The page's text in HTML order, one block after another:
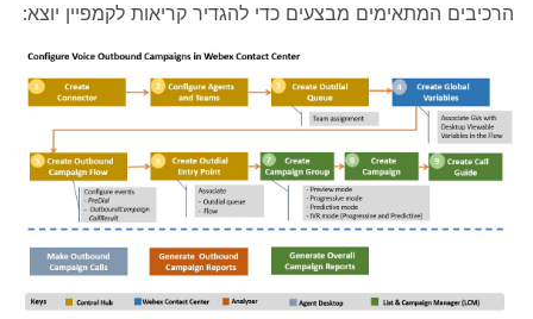
הרכיבים המתאימים מבצעים כדי להגדיר קריאות לקמפיין יוצא: